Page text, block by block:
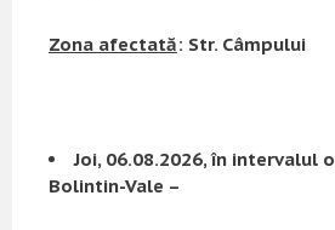
Zona afectată: Str. Câmpului
Joi, 06.08.2026, în intervalul
Bolintin-Vale –